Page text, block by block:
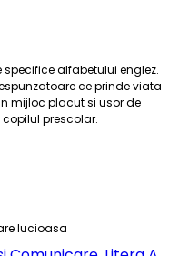
specifice alfabetului englez.
ce prinde viata
mijloc placut si usor de
prescolar.
lucioasa